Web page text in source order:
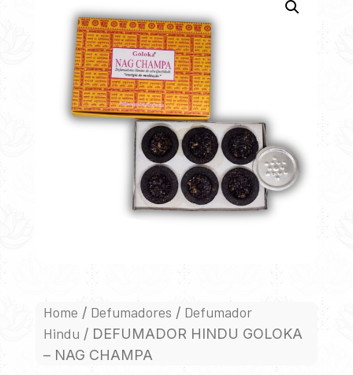
Home / Defumadores / Defumador
Hindu / DEFUMADOR HINDU GOLOKA
– NAG CHAMPA